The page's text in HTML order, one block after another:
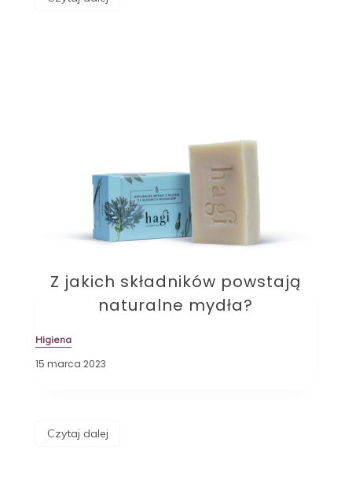
Z jakich składników powstają
naturalne mydła?
Higiena
15 marca 2023
Czytaj dalej